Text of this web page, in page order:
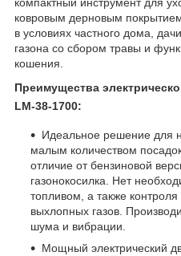
компактный инструмент для
ковровым дерновым
в условиях частного дома, дачи
газона со сбором травы и
кошения.
Преимущества
LM-38-1700:
Идеальное решение для
малым количеством
отличие от бензиновой
газонокосилка. Нет
топливом, а также
выхлопных газов.
шума и вибрации.
Мощный электрический